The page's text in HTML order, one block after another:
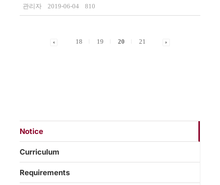
관리자 2019-06-04 810
18 19 20 21
Notice
Curriculum
Requirements